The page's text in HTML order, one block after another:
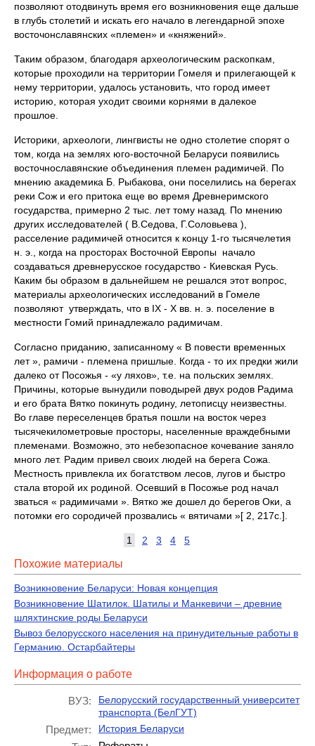
позволяют отодвинуть время его возникновения еще дальше
в глубь столетий и искать его начало в легендарной эпохе
восточонславянских «племен» и «княжений».
Таким образом, благодаря археологическим раскопкам,
которые проходили на территории Гомеля и прилегающей к
нему территории, удалось установить, что город имеет
историю, которая уходит своими корнями в далекое
прошлое.
Историки, археологи, лингвисты не одно столетие спорят о
том, когда на землях юго-восточной Беларуси появились
восточнославянские объединения племен радимичей. По
мнению академика Б. Рыбакова, они поселились на берегах
реки Сож и его притока еще во время Древнеримского
государства, примерно 2 тыс. лет тому назад. По мнению
других исследователей ( В.Седова, Г.Соловьева ),
расселение радимичей относится к концу 1-го тысячелетия
н. э., когда на просторах Восточной Европы начало
создаваться древнерусское государство - Киевская Русь.
Каким бы образом в дальнейшем не решался этот вопрос,
материалы археологических исследований в Гомеле
позволяют утверждать, что в IX - X вв. н. э. поселение в
местности Гомий принадлежало радимичам.
Согласно приданию, записанному « В повести временных
лет », рамичи - племена пришлые. Когда - то их предки жили
далеко от Посожья - «у ляхов», т.е. на польских землях.
Причины, которые вынудили поводырей двух родов Радима
и его брата Вятко покинуть родину, летописцу неизвестны.
Во главе переселенцев братья пошли на восток через
тысячекилометровые просторы, населенные враждебными
племенами. Возможно, это небезопасное кочевание заняло
много лет. Радим привел своих людей на берега Сожа.
Местность привлекла их богатством лесов, лугов и быстро
стала второй их родиной. Осевший в Посожье род начал
зваться « радимичами ». Вятко же дошел до берегов Оки, а
потомки его сородичей прозвались « вятичами »[ 2, 217c.].
1 2 3 4 5
Похожие материалы
Возникновение Беларуси: Новая концепция
Возникновение Шатилок. Шатилы и Манкевичи – древние
шляхтинские роды Беларуси
Вывоз белорусского населения на принудительные работы в
Германию. Остарбайтеры
Информация о работе
ВУЗ:
Белорусский государственный университет
транспорта (БелГУТ)
Предмет: История Беларуси